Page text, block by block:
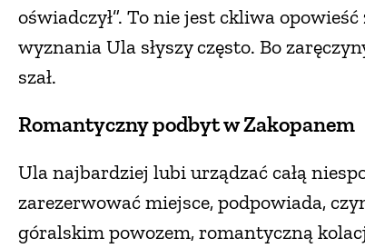
oświadczył”. To nie jest ckliwa
wyznania Ula słyszy często. Bo
szał.
Romantyczny podbyt w Zakopanem
Ula najbardziej lubi urządzać całą
zarezerwować miejsce, podpowiada,
góralskim powozem, romantyczną